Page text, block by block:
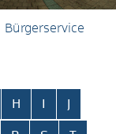
Bürgerservice
H